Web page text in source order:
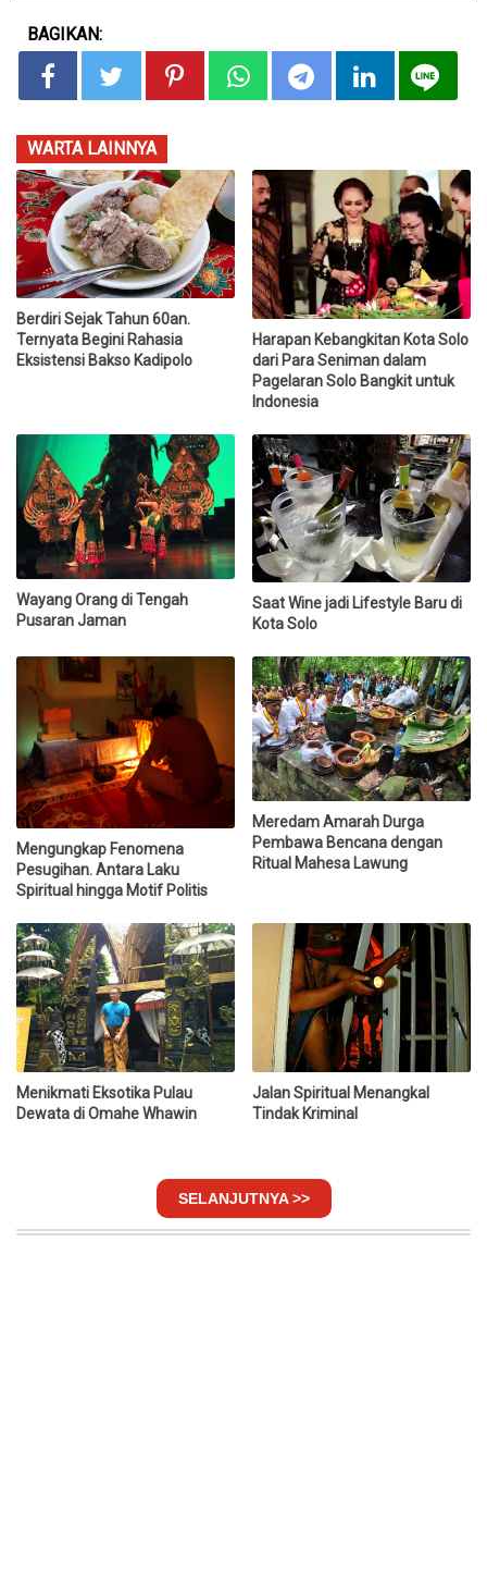
BAGIKAN:
WARTA LAINNYA
Berdiri Sejak Tahun 60an.
Ternyata Begini Rahasia
Eksistensi Bakso Kadipolo
Harapan Kebangkitan Kota Solo
dari Para Seniman dalam
Pagelaran Solo Bangkit untuk
Indonesia
Wayang Orang di Tengah
Pusaran Jaman
Saat Wine jadi Lifestyle Baru di
Kota Solo
Mengungkap Fenomena
Pesugihan. Antara Laku
Spiritual hingga Motif Politis
Meredam Amarah Durga
Pembawa Bencana dengan
Ritual Mahesa Lawung
Menikmati Eksotika Pulau
Dewata di Omahe Whawin
Jalan Spiritual Menangkal
Tindak Kriminal
SELANJUTNYA >>